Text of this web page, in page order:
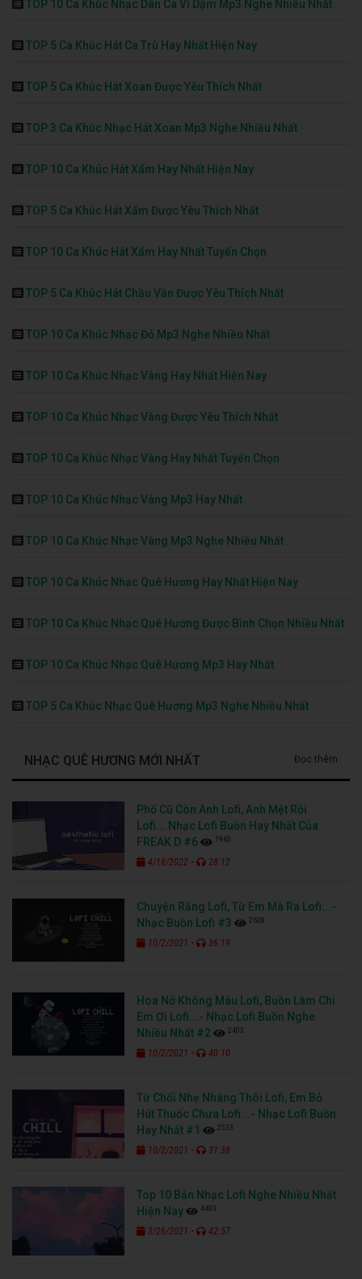
TOP 10 Ca Khúc Nhạc Dân Ca Ví Dặm Mp3 Nghe Nhiều Nhất
TOP 5 Ca Khúc Hát Ca Trù Hay Nhất Hiện Nay
TOP 5 Ca Khúc Hát Xoan Được Yêu Thích Nhất
TOP 3 Ca Khúc Nhạc Hát Xoan Mp3 Nghe Nhiều Nhất
TOP 10 Ca Khúc Hát Xẩm Hay Nhất Hiện Nay
TOP 5 Ca Khúc Hát Xẩm Được Yêu Thích Nhất
TOP 10 Ca Khúc Hát Xẩm Hay Nhất Tuyển Chọn
TOP 5 Ca Khúc Hát Chầu Văn Được Yêu Thích Nhất
TOP 10 Ca Khúc Nhạc Đỏ Mp3 Nghe Nhiều Nhất
TOP 10 Ca Khúc Nhạc Vàng Hay Nhất Hiện Nay
TOP 10 Ca Khúc Nhạc Vàng Được Yêu Thích Nhất
TOP 10 Ca Khúc Nhạc Vàng Hay Nhất Tuyển Chọn
TOP 10 Ca Khúc Nhạc Vàng Mp3 Hay Nhất
TOP 10 Ca Khúc Nhạc Vàng Mp3 Nghe Nhiều Nhất
TOP 10 Ca Khúc Nhạc Quê Hương Hay Nhất Hiện Nay
TOP 10 Ca Khúc Nhạc Quê Hương Được Bình Chọn Nhiều Nhất
TOP 10 Ca Khúc Nhạc Quê Hương Mp3 Hay Nhất
TOP 5 Ca Khúc Nhạc Quê Hương Mp3 Nghe Nhiều Nhất
NHẠC QUÊ HƯƠNG MỚI NHẤT Đọc thêm
Phố Cũ Còn Anh Lofi, Anh Mệt Rồi
Lofi... Nhạc Lofi Buồn Hay Nhất Của
FREAK D #6
1965
4/18/2022 - 28:12
Chuyện Rằng Lofi, Từ Em Mà Ra Lofi...-
Nhạc Buồn Lofi #3
2628
10/2/2021 - 36:19
Hoa Nở Không Màu Lofi, Buồn Làm Chi
Em Ơi Lofi...- Nhạc Lofi Buồn Nghe
Nhiều Nhất #2
2403
10/2/2021 - 40:10
Từ Chối Nhẹ Nhàng Thôi Lofi, Em Bỏ
Hút Thuốc Chưa Lofi...- Nhạc Lofi Buồn
Hay Nhất #1
2533
10/2/2021 - 31:38
Top 10 Bản Nhạc Lofi Nghe Nhiều Nhất
Hiện Nay
4483
3/26/2021 - 42:57